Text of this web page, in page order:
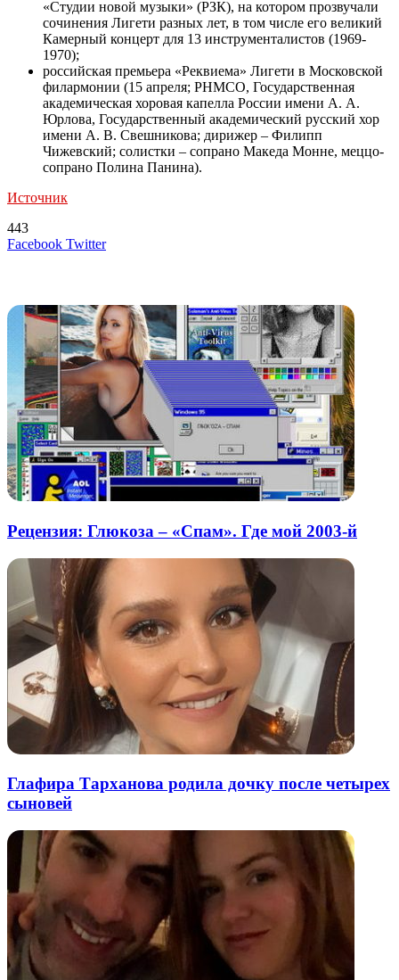
«Студии новой музыки» (РЗК), на котором прозвучали
сочинения Лигети разных лет, в том числе его великий
Камерный концерт для 13 инструменталистов (1969-
1970);
российская премьера «Реквиема» Лигети в Московской
филармонии (15 апреля; РНМСО, Государственная
академическая хоровая капелла России имени А. А.
Юрлова, Государственный академический русский хор
имени А. В. Свешникова; дирижер – Филипп
Чижевский; солистки – сопрано Македа Монне, меццо-
сопрано Полина Панина).
Источник
443
Facebook TwitterLinkedIn
Tumblr
Reddit
Вконтакте
Одноклассники
Skype
Messenger
Messenger
WhatsApp
Telegram
Viber
Line
Поделиться
Печатать
Рецензия: Глюкоза – «Спам». Где мой 2003-й
Глафира Тарханова родила дочку после четырех
сыновей